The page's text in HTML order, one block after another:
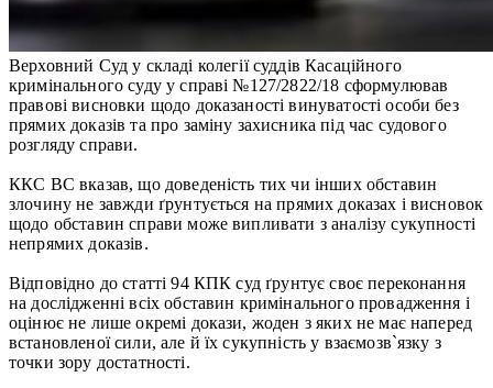
Верховний Суд у складі колегії суддів Касаційного
кримінального суду у справі №127/2822/18 сформулював
правові висновки щодо доказаності винуватості особи без
прямих доказів та про заміну захисника під час судового
розгляду справи.
ККС ВС вказав, що доведеність тих чи інших обставин
злочину не завжди ґрунтується на прямих доказах і висновок
щодо обставин справи може випливати з аналізу сукупності
непрямих доказів.
Відповідно до статті 94 КПК суд ґрунтує своє переконання
на дослідженні всіх обставин кримінального провадження і
оцінює не лише окремі докази, жоден з яких не має наперед
встановленої сили, але й їх сукупність у взаємозв`язку з
точки зору достатності.